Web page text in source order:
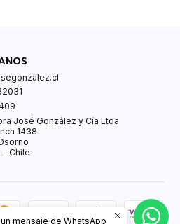
José González y Cía Ltda
1438
- Chile
mensaje de WhatsApp